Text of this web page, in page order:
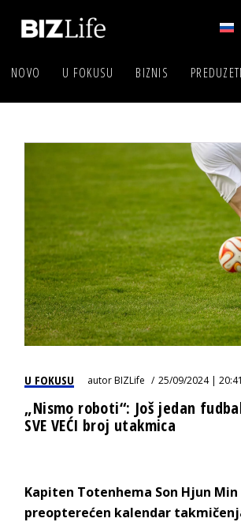
NOVO U FOKUSU BIZNIS
U FOKUSU autorBIZLife 25/09/2024 | 20:41
„Nismo roboti“: Još jedan
SVE VEĆI broj utakmica
Kapiten Totenhema Son Hjun
preopterećen kalendar